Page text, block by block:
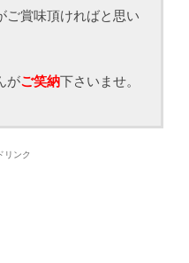
ご賞味頂ければと思い
がご笑納下さいませ。
リンク